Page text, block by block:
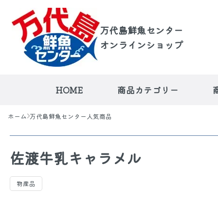
万代島鮮魚センター
オンラインショップ
HOME 商品カテゴリー
荒海の越佐便
ホーム 万代島鮮魚センター人気商品
佐渡牛乳キャラメル
物産品